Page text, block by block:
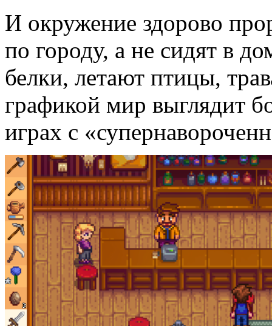
И окружение здорово
по городу, а не сидят в
белки, летают птицы,
графикой мир выглядит
играх с